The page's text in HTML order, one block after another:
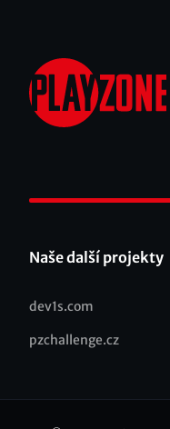
Naše další projekty
Recommended
dev1s.com
pzchallenge.cz